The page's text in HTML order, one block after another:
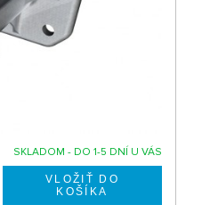
SKLADOM - DO 1-5 DNÍ U VÁS